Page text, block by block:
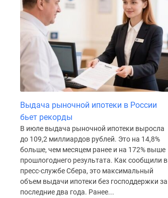
Петербурге
Коттеджные
Ленинградской
Готовые
поселки
Строящиеся
коттеджные
поселки
Коттеджные
поселки
Коттеджные
поселки
Выдача рыночной ипотеки в России
бьет рекорды
В июле выдача рыночной ипотеки выросла
до 109,2 миллиардов рублей. Это на 14,8%
больше, чем месяцем ранее и на 172% выше
прошлогоднего результата. Как сообщили в
пресс-службе Сбера, это максимальный
объем выдачи ипотеки без господдержки за
последние два года. Ранее...